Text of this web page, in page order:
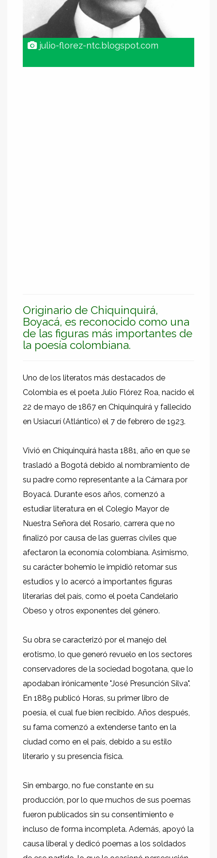
julio-florez-ntc.blogspot.com
Originario de Chiquinquirá,
Boyacá, es reconocido como una
de las figuras más importantes de
la poesía colombiana.
Uno de los literatos más destacados de
Colombia es el poeta Julio Flórez Roa, nacido el
22 de mayo de 1867 en Chiquinquirá y fallecido
en Usiacurí (Atlántico) el 7 de febrero de 1923.
Vivió en Chiquinquirá hasta 1881, año en que se
trasladó a Bogotá debido al nombramiento de
su padre como representante a la Cámara por
Boyacá. Durante esos años, comenzó a
estudiar literatura en el Colegio Mayor de
Nuestra Señora del Rosario, carrera que no
finalizó por causa de las guerras civiles que
afectaron la economía colombiana. Asimismo,
su carácter bohemio le impidió retomar sus
estudios y lo acercó a importantes figuras
literarias del país, como el poeta Candelario
Obeso y otros exponentes del género.
Su obra se caracterizó por el manejo del
erotismo, lo que generó revuelo en los sectores
conservadores de la sociedad bogotana, que lo
apodaban irónicamente "José Presunción Silva".
En 1889 publicó Horas, su primer libro de
poesía, el cual fue bien recibido. Años después,
su fama comenzó a extenderse tanto en la
ciudad como en el país, debido a su estilo
literario y su presencia física.
Sin embargo, no fue constante en su
producción, por lo que muchos de sus poemas
fueron publicados sin su consentimiento e
incluso de forma incompleta. Además, apoyó la
causa liberal y dedicó poemas a los soldados